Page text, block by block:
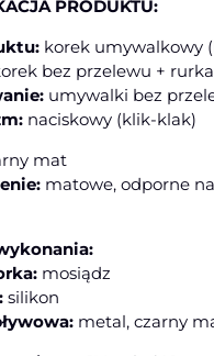
PRODUKTU:
korek umywalkowy
bez przelewu +
umywalki bez
naciskowy (klik-klak)
mat
matowe, odporne
mosiądz
silikon
metal, czarny